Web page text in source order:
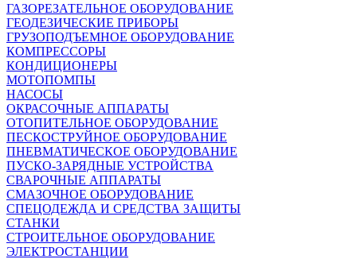
ГАЗОРЕЗАТЕЛЬНОЕ ОБОРУДОВАНИЕ
ГЕОДЕЗИЧЕСКИЕ ПРИБОРЫ
ГРУЗОПОДЪЕМНОЕ ОБОРУДОВАНИЕ
КОМПРЕССОРЫ
КОНДИЦИОНЕРЫ
МОТОПОМПЫ
НАСОСЫ
ОКРАСОЧНЫЕ АППАРАТЫ
ОТОПИТЕЛЬНОЕ ОБОРУДОВАНИЕ
ПЕСКОСТРУЙНОЕ ОБОРУДОВАНИЕ
ПНЕВМАТИЧЕСКОЕ ОБОРУДОВАНИЕ
ПУСКО-ЗАРЯДНЫЕ УСТРОЙСТВА
СВАРОЧНЫЕ АППАРАТЫ
СМАЗОЧНОЕ ОБОРУДОВАНИЕ
СПЕЦОДЕЖДА И СРЕДСТВА ЗАЩИТЫ
СТАНКИ
СТРОИТЕЛЬНОЕ ОБОРУДОВАНИЕ
ЭЛЕКТРОСТАНЦИИ